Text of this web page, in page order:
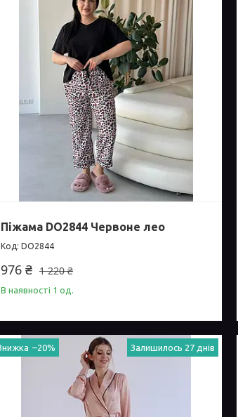
Піжама DO2844 Червоне лео
DO2844
1 220 ₴
976 ₴
В наявності 1 од.
–20% Залишилось 27 днів